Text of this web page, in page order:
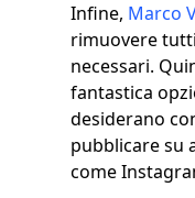
Infine, Marco
rimuovere
necessari.
fantastica
desiderano
pubblicare su
come